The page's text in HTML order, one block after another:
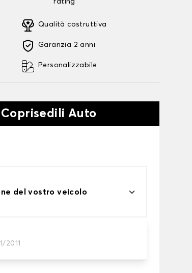
Qualità costruttiva
Garanzia 2 anni
Personalizzabile
Auto
del vostro veicolo
2011